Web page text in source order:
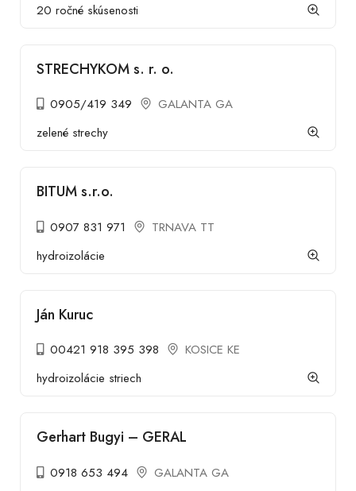
20 ročné skúsenosti
STRECHYKOM s. r. o.
0905/419 349
GALANTA GA
zelené strechy
BITUM s.r.o.
0907 831 971
TRNAVA TT
hydroizolácie
Ján Kuruc
00421 918 395 398
KOSICE KE
hydroizolácie striech
Gerhart Bugyi – GERAL
0918 653 494
GALANTA GA